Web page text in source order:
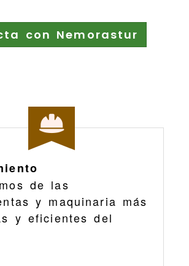
con Nemorastur
de las
y maquinaria más
y eficientes del